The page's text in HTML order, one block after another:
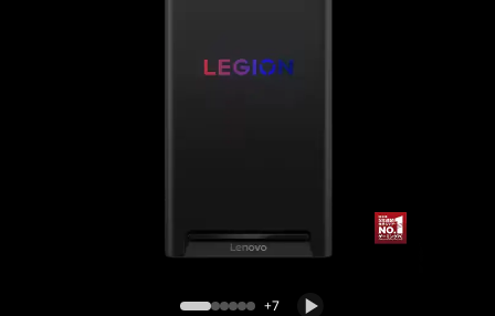
Lenovo Legion Tower 5 30AGB10(AMD)
+7